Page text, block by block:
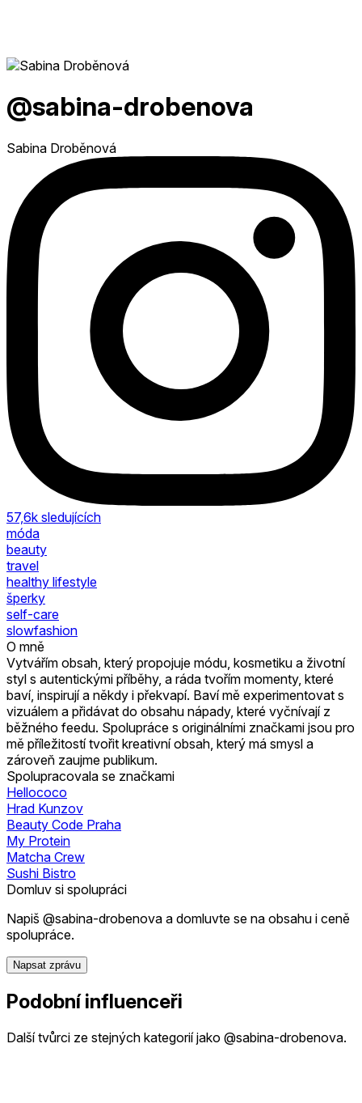
@sabina-drobenova
Sabina Droběnová
57,6k sledujících
móda
beauty
travel
healthy lifestyle
šperky
self-care
slowfashion
O mně
Vytvářím obsah, který propojuje módu, kosmetiku a životní
styl s autentickými příběhy, a ráda tvořím momenty, které
baví, inspirují a někdy i překvapí. Baví mě experimentovat s
vizuálem a přidávat do obsahu nápady, které vyčnívají z
běžného feedu. Spolupráce s originálními značkami jsou pro
mě příležitostí tvořit kreativní obsah, který má smysl a
zároveň zaujme publikum.
Spolupracovala se značkami
Hellococo
Hrad Kunzov
Beauty Code Praha
My Protein
Matcha Crew
Sushi Bistro
Domluv si spolupráci
Napiš @sabina-drobenova a domluvte se na obsahu i ceně
spolupráce.
Napsat zprávu
Podobní influenceři
Další tvůrci ze stejných kategorií jako @sabina-drobenova.